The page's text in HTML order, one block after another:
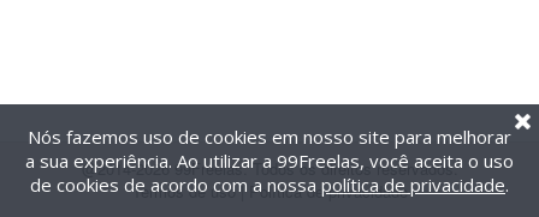
@2014-2026 99Freelas. Todos os direitos reservados.
Termos de uso| Política de privacidade
Nós fazemos uso de cookies em nosso site para melhorar
a sua experiência. Ao utilizar a 99Freelas, você aceita o uso
de cookies de acordo com a nossa política de privacidade.